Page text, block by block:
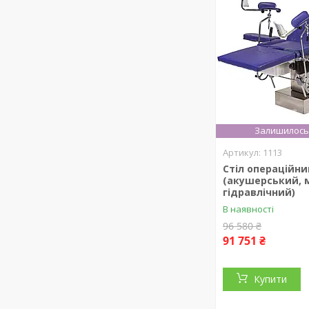
Залишилось
1113
Стіл
(акушерський,
гідравлічний)
В наявності
96 580 ₴
91 751 ₴
Купити